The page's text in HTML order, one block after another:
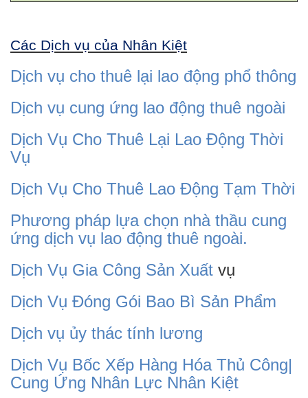
Các Dịch vụ của Nhân Kiệt
Dịch vụ cho thuê lại lao động phổ thông
Dịch vụ cung ứng lao động thuê ngoài
Dịch Vụ Cho Thuê Lại Lao Động Thời
Vụ
Dịch Vụ Cho Thuê Lao Động Tạm Thời
Phương pháp lựa chọn nhà thầu cung
ứng dịch vụ lao động thuê ngoài.
Dịch Vụ Gia Công Sản Xuất vụ
Dịch Vụ Đóng Gói Bao Bì Sản Phẩm
Dịch vụ ủy thác tính lương
Dịch Vụ Bốc Xếp Hàng Hóa Thủ Công|
Cung Ứng Nhân Lực Nhân Kiệt